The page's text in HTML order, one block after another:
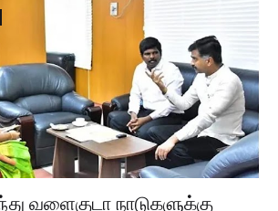
வளைகுடா நாடுகளுக்கு